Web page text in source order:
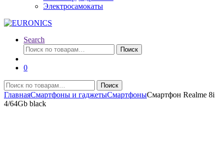
Электросамокаты
Search
Искать:
Поиск
0
Искать:
Поиск
ГлавнаяСмартфоны и гаджетыСмартфоныСмартфон Realme 8i
4/64Gb black